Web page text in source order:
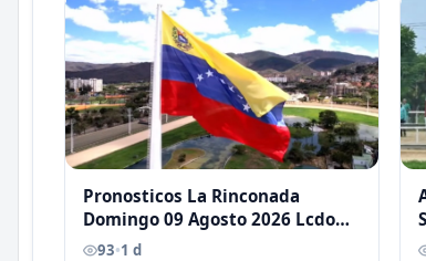
Pronosticos La Rinconada
Domingo 09 Agosto 2026 Lcdo
Antoni Castellano
93•1 d